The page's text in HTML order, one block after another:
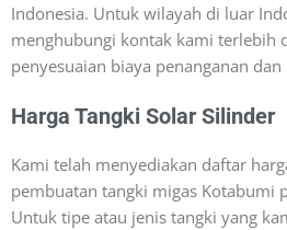
Indonesia. Untuk wilayah di luar
menghubungi kontak kami terlebih
penyesuaian biaya penanganan
Harga Tangki Solar Silinder
Kami telah menyediakan daftar
pembuatan tangki migas Kotabumi
Untuk tipe atau jenis tangki yang